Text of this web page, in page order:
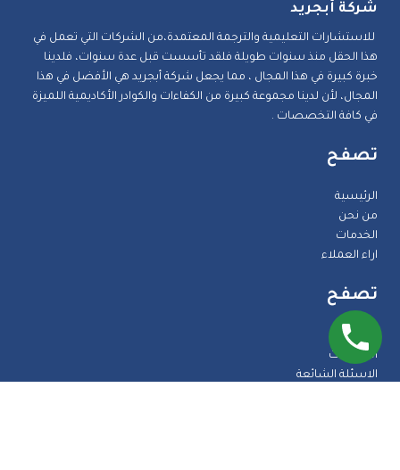
شركة أبجريد
للاستشارات التعليمية والترجمة المعتمدة،من الشركات التي تعمل في
هذا الحقل منذ سنوات طويلة فلقد تأسست قبل عدة سنوات، فلدينا
خبرة كبيرة في هذا المجال ، مما يجعل شركة أبجريد هي الأفضل في هذا
المجال، لأن لدينا مجموعة كبيرة من الكفاءات والكوادر الأكاديمية اللميزة
في كافة التخصصات .
تصفح
الرئيسية
من نحن
الخدمات
اراء العملاء
تصفح
المدونة
الضمانات
الاسئلة الشائعة